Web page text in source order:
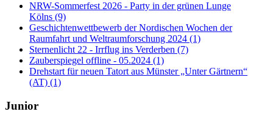
NRW-Sommerfest 2026 - Party in der grünen Lunge
Kölns (9)
Geschichtenwettbewerb der Nordischen Wochen der
Raumfahrt und Weltraumforschung 2024 (1)
Sternenlicht 22 - Irrflug ins Verderben (7)
Zauberspiegel offline - 05.2024 (1)
Drehstart für neuen Tatort aus Münster „Unter Gärtnern“
(AT) (1)
Junior